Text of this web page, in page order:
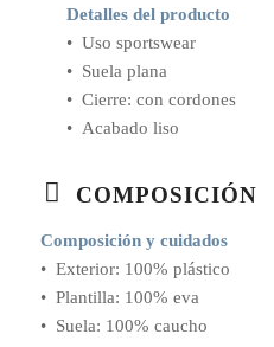
Detalles del producto
• Uso sportswear
• Suela plana
• Cierre: con cordones
• Acabado liso
COMPOSICIÓN
Composición y cuidados
• Exterior: 100% plástico
• Plantilla: 100% eva
• Suela: 100% caucho